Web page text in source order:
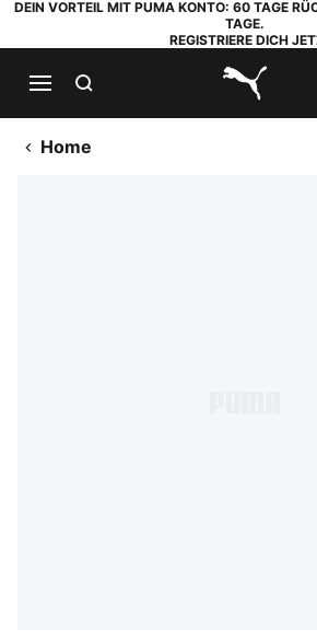
DEIN VORTEIL MIT PUMA KONTO: 60 TAGE
TAGE.
REGISTRIERE DICH
PUMA.com
Home